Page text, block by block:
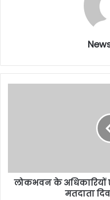
लोकभवन के अधिकारियों
मतदाता